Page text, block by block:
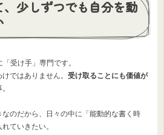
少しずつでも自分を動
受け手」専門です。
ではありません。 受け取ることにも価値が
のだから、日々の中に「能動的な書く時
ていきたい。